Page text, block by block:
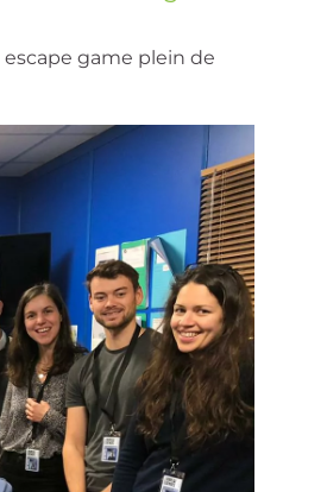
escape game plein de